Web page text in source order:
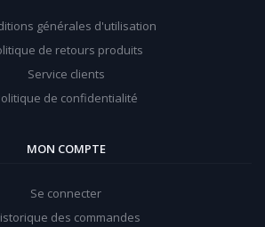
générales d'utilisation
de retours produits
Service clients
de confidentialité
MON COMPTE
Se connecter
des commandes